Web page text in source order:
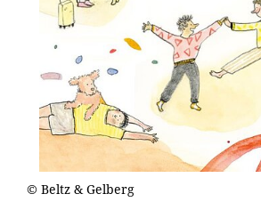
© Beltz & Gelberg